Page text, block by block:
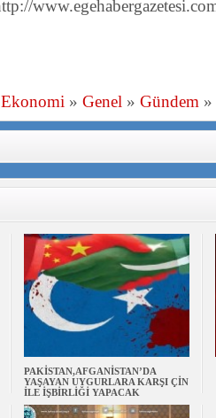
Ekonomi » Genel » Gündem »
PAKİSTAN,AFGANİSTAN’DA
YAŞAYAN UYGURLARA KARŞI ÇİN
İLE İŞBİRLİĞİ YAPACAK